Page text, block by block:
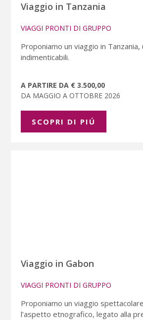
Viaggio in Tanzania
VIAGGI PRONTI DI GRUPPO
Proponiamo un viaggio in
indimenticabili.
A PARTIRE DA € 3.500,00
DA MAGGIO A OTTOBRE 2026
SCOPRI DI PIÚ
Viaggio in Gabon
VIAGGI PRONTI DI GRUPPO
Proponiamo un viaggio
l’aspetto etnografico, legato alla